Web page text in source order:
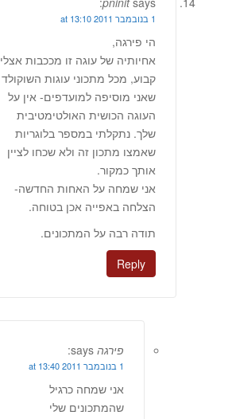
1 בנובמבר 2011 at 13:10
הי פירגה,
אחיותיה של עוגה זו מככבות אצלי
קבוע, מכל מתכוני עוגות השוקולד
שאני מוסיפה למועדפים- אין על
העוגה הכושית האולטימטיבית
שלך. נתקלתי במספר בלוגריות
שאמצו מתכון זה ולא שכחו לציין
אותך כמקור.
אני שמחה על האחות החדשה-
הצלחה באפייה אכן בטוחה.
תודה רבה על המתכונים.
Reply
פירגה says:
1 בנובמבר 2011 at 13:40
אני שמחה כרגיל
שהמתכונים שלי